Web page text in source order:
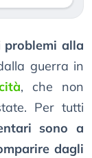
problemi alla
guerra in
, che non
Per tutti
sono a
dagli